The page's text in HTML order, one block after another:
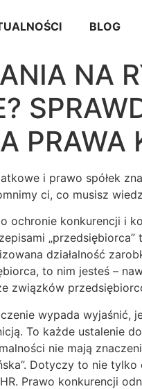
BLOG
NA
PRAWA
i prawo spółek
ci, co musisz
ochronie konkurencji i
działalność
to nim jesteś –
związków
wypada wyjaśnić,
To każde ustalenie
nie mają
Dotyczy to nie
Prawo konkurencji